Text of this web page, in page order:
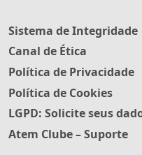
Sistema de Integridade
Canal de Ética
Política de Privacidade
Política de Cookies
LGPD: Solicite seus
Atem Clube – Suporte